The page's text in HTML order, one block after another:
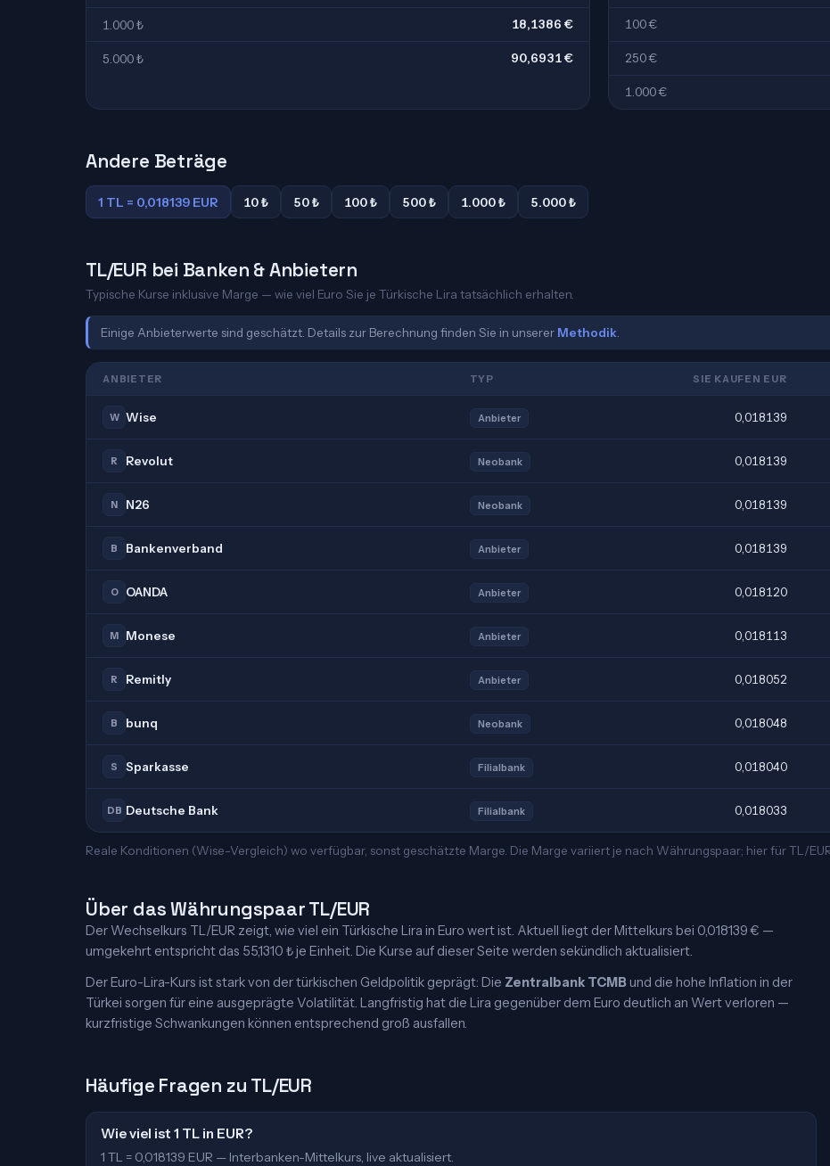
1.000 ₺ 18,1386 €
5.000 ₺ 90,6931 €
100 €
250 €
1.000 €
Andere Beträge
1 TL = 0,018139 EUR 10 ₺ 50 ₺ 100 ₺ 500 ₺ 1.000 ₺ 5.000 ₺
TL/EUR bei Banken & Anbietern
Typische Kurse inklusive Marge — wie viel Euro Sie je Türkische Lira tatsächlich erhalten.
Einige Anbieterwerte sind geschätzt. Details zur Berechnung finden Sie in unserer Methodik
ANBIETER TYP SIE KAUFEN EUR
W Wise Anbieter 0,018139
R Revolut Neobank 0,018139
N N26 Neobank 0,018139
B Bankenverband Anbieter 0,018139
O OANDA Anbieter 0,018120
M Monese Anbieter 0,018113
R Remitly Anbieter 0,018052
B bunq Neobank 0,018048
S Sparkasse Filialbank 0,018040
DB Deutsche Bank Filialbank 0,018033
Reale Konditionen (Wise-Vergleich) wo verfügbar, sonst geschätzte Marge. Die Marge variiert je nach Währungspaar; hier für TL/
Über das Währungspaar TL/EUR
Der Wechselkurs TL/EUR zeigt, wie viel ein Türkische Lira in Euro wert ist. Aktuell liegt der Mittelkurs bei 0,018139 € —
umgekehrt entspricht das 55,1310 ₺ je Einheit. Die Kurse auf dieser Seite werden sekündlich aktualisiert.
Der Euro-Lira-Kurs ist stark von der türkischen Geldpolitik geprägt: Die Zentralbank TCMBund die hohe Inflation in der
Türkei sorgen für eine ausgeprägte Volatilität. Langfristig hat die Lira gegenüber dem Euro deutlich an Wert verloren —
kurzfristige Schwankungen können entsprechend groß ausfallen.
Häufige Fragen zu TL/EUR
Wie viel ist 1 TL in EUR?
1 TL = 0,018139 EUR — Interbanken-Mittelkurs, live aktualisiert.